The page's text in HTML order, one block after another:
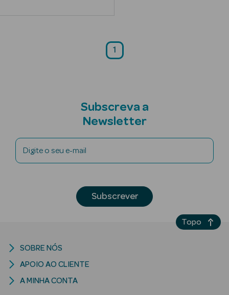
Esfoliantes
1
Subscreva a
Newsletter
Digite o seu e-mail
Subscrever
SOBRE NÓS
APOIO AO CLIENTE
A MINHA CONTA
Topo